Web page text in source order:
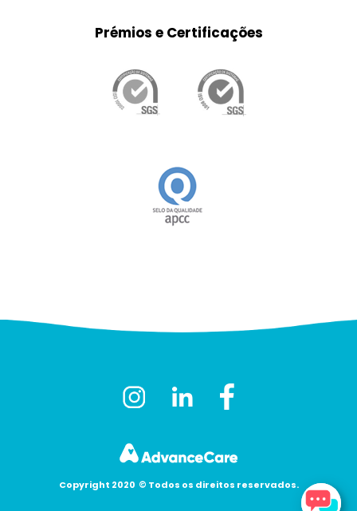
Prémios e Certificações
Copyright 2020 © Todos os direitos reservados.